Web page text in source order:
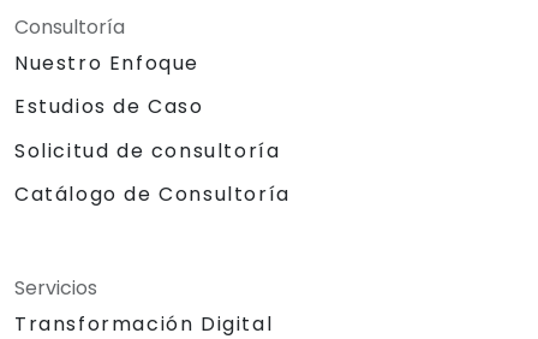
Consultoría
Nuestro Enfoque
Estudios de Caso
Solicitud de consultoría
Catálogo de Consultoría
Servicios
Transformación Digital